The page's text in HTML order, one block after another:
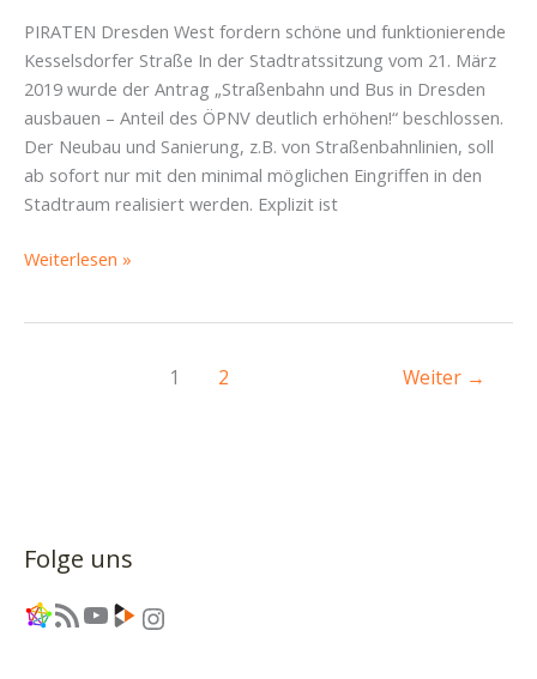
PIRATEN Dresden West fordern schöne und funktionierende
Kesselsdorfer Straße In der Stadtratssitzung vom 21. März
2019 wurde der Antrag „Straßenbahn und Bus in Dresden
ausbauen – Anteil des ÖPNV deutlich erhöhen!“ beschlossen.
Der Neubau und Sanierung, z.B. von Straßenbahnlinien, soll
ab sofort nur mit den minimal möglichen Eingriffen in den
Stadtraum realisiert werden. Explizit ist
Stadtratsbeschluss
Weiterlesen »
1 2 Weiter →
Folge uns
Link RSS-Feed YouTube Link Instagram